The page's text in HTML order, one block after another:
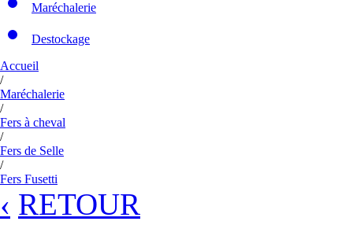
Maréchalerie
Destockage
Accueil
/
Maréchalerie
/
Fers à cheval
/
Fers de Selle
/
Fers Fusetti
‹ RETOUR